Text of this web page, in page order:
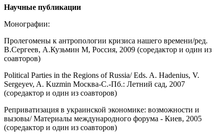
Научные публикации
Монографии:
Пролегомены к антропологии кризиса нашего времени/ред.
В.Сергеев, A.Кузьмин М, Россия, 2009 (соредактор и один из
соавторов)
Political Parties in the Regions of Russia/ Eds. A. Hadenius, V.
Sergeyev, A. Kuzmin Москва-С.-Пб.: Летний сад, 2007
(copедактор и один из соавторов)
Реприватизация в украинской экономике: возможности и
вызовы/ Материалы международного форума - Киев, 2005
(copедактор и один из соавторов)